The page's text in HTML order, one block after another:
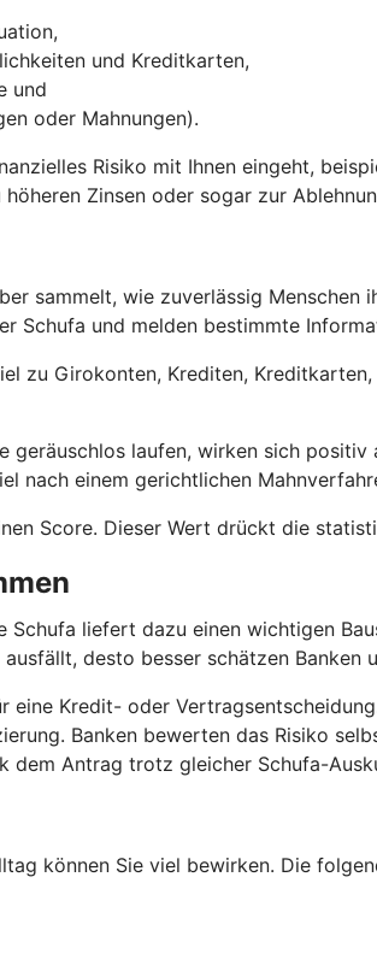
und Kreditkarten,
und
oder Mahnungen).
Risiko mit Ihnen eingeht,
Zinsen oder sogar zur
sammelt, wie zuverlässig
Schufa und melden bestimmte
zu Girokonten, Krediten,
laufen, wirken sich
nach einem gerichtlichen
Score. Dieser Wert drückt die
liefert dazu einen wichtigen
desto besser schätzen Banken
Kredit- oder
Banken bewerten das Risiko
dem Antrag trotz gleicher Schufa-
können Sie viel bewirken. Die